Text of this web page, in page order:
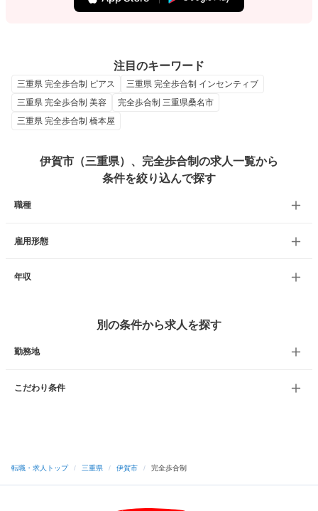
注目のキーワード
三重県 完全歩合制 ピアス
三重県 完全歩合制 インセンティブ
三重県 完全歩合制 美容
完全歩合制 三重県桑名市
三重県 完全歩合制 橋本屋
伊賀市（三重県）、完全歩合制の求人一覧から
条件を絞り込んで探す
職種
雇用形態
年収
別の条件から求人を探す
勤務地
こだわり条件
転職・求人トップ / 三重県 / 伊賀市 / 完全歩合制